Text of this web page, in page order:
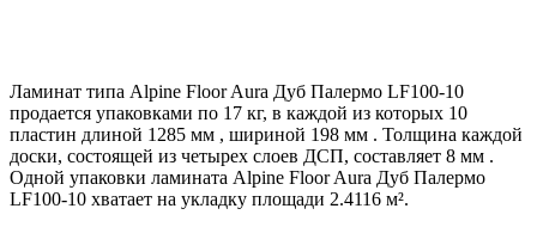
Ламинат типа Alpine Floor Aura Дуб Палермо LF100-10
продается упаковками по 17 кг, в каждой из которых 10
пластин длиной 1285 мм , шириной 198 мм . Толщина каждой
доски, состоящей из четырех слоев ДСП, составляет 8 мм .
Одной упаковки ламината Alpine Floor Aura Дуб Палермо
LF100-10 хватает на укладку площади 2.4116 м².